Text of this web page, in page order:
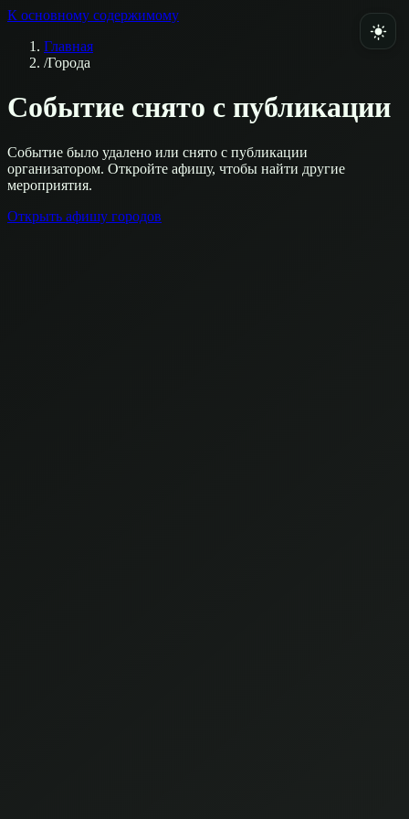
К основному содержимому
Главная
/Города
Событие снято с публикации
Событие было удалено или снято с публикации
организатором. Откройте афишу, чтобы найти другие
мероприятия.
Открыть афишу городов